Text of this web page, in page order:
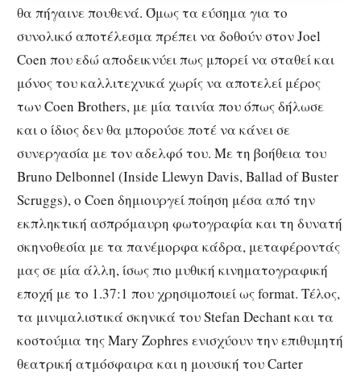
θα πήγαινε πουθενά. Όμως τα εύσημα για το
συνολικό αποτέλεσμα πρέπει να δοθούν στον Joel
Coen που εδώ αποδεικνύει πως μπορεί να σταθεί και
μόνος του καλλιτεχνικά χωρίς να αποτελεί μέρος
των Coen Brothers, με μία ταινία που όπως δήλωσε
και ο ίδιος δεν θα μπορούσε ποτέ να κάνει σε
συνεργασία με τον αδελφό του. Με τη βοήθεια του
Bruno Delbonnel (Inside Llewyn Davis, Ballad of Buster
Scruggs), o Coen δημιουργεί ποίηση μέσα από την
εκπληκτική ασπρόμαυρη φωτογραφία και τη δυνατή
σκηνοθεσία με τα πανέμορφα κάδρα, μεταφέροντάς
μας σε μία άλλη, ίσως πιο μυθική κινηματογραφική
εποχή με το 1.37:1 που χρησιμοποιεί ως format. Τέλος,
τα μινιμαλιστικά σκηνικά του Stefan Dechant και τα
κοστούμια της Mary Zophres ενισχύουν την επιθυμητή
θεατρική ατμόσφαιρα και η μουσική του Carter